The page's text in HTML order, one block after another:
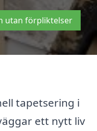
utan förpliktelser
tapetsering i
ett nytt liv